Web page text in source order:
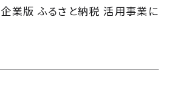
業版 ふるさと納税 活用事業に